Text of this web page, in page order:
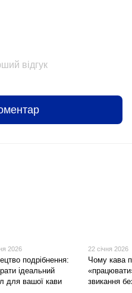
відгук
2026
подрібнення:
ідеальний
для вашої кави
22 січня 2026
Чому кава
звикання